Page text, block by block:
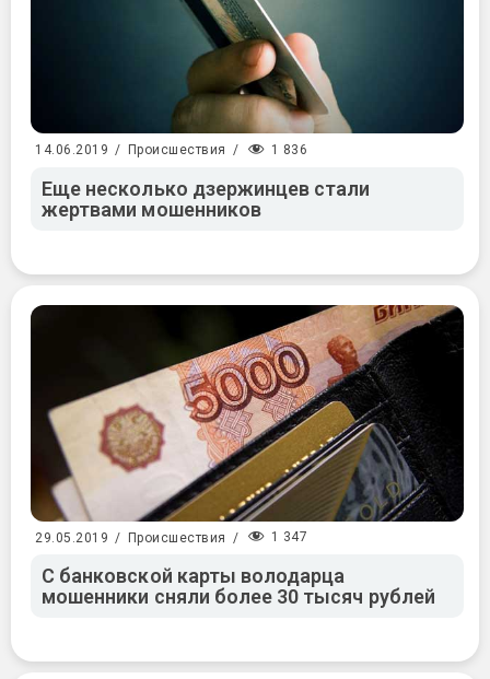
14.06.2019 / Происшествия / 1 836
Еще несколько дзержинцев стали
жертвами мошенников
29.05.2019 / Происшествия / 1 347
С банковской карты володарца
мошенники сняли более 30 тысяч рублей